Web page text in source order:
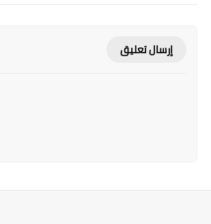
إرسال تعليق